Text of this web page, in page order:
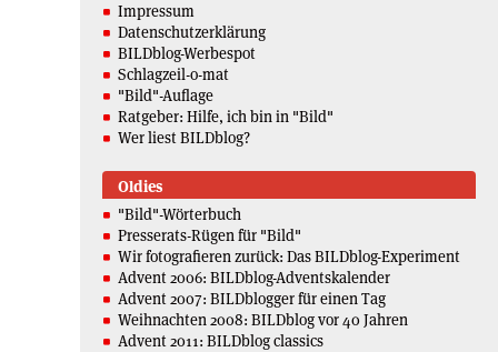
Impressum
Datenschutzerklärung
BILDblog-Werbespot
Schlagzeil-o-mat
"Bild"-Auflage
Ratgeber: Hilfe, ich bin in "Bild"
Wer liest BILDblog?
Oldies
"Bild"-Wörterbuch
Presserats-Rügen für "Bild"
Wir fotografieren zurück: Das BILDblog-Experiment
Advent 2006: BILDblog-Adventskalender
Advent 2007: BILDblogger für einen Tag
Weihnachten 2008: BILDblog vor 40 Jahren
Advent 2011: BILDblog classics